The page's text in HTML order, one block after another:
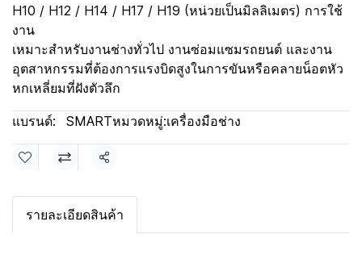
H10 / H12 / H14 / H17 / H19 (หน่วยเป็นมิลลิเมตร) การใช้
งาน
เหมาะสำหรับงานช่างทั่วไป งานซ่อมแซมรถยนต์ และงาน
อุตสาหกรรมที่ต้องการแรงบิดสูงในการขันหรือคลายน็อตหัว
หกเหลี่ยมที่ฝังตัวลึก
แบรนด์: SMARTหมวดหมู่:เครื่องมือช่าง
แชร์
รายละเอียดสินค้า